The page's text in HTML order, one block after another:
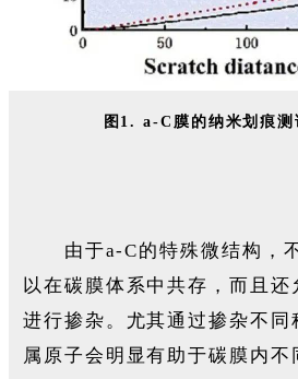
图1. a-C膜的纳米划痕测
由于a-C的特殊微结构，
以在碳膜体系中共存，而且还
进行掺杂。尤其通过掺杂不同
属原子会明显有助于碳膜内不